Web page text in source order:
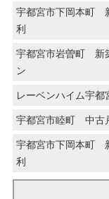
宇都宮市下岡本町
利
宇都宮市岩曽町 新
ン
レーベンハイム宇
宇都宮市睦町 中古
宇都宮市下岡本町
利